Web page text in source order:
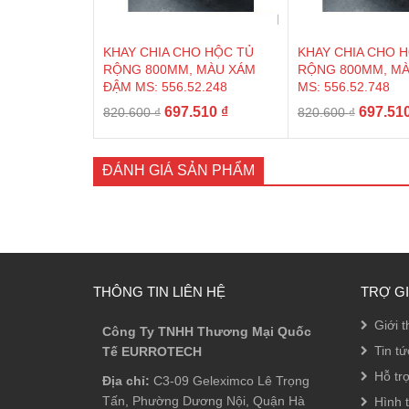
KHAY CHIA CHO HỘC TỦ
RỘNG 800MM, MÀU XÁM
ĐẬM MS: 556.52.248
820.600₫ Giá
820.600 ₫.
697.510 ₫Giá
là:
697.510 ₫.
KHAY CHIA CHO
RỘNG 800MM,
MS: 556.52.748
820.600₫ Giá
ĐÁNH GIÁ SẢN PHẨM
THÔNG TIN LIÊN HỆ
Công Ty TNHH Thương Mại Quốc
Tế EURROTECH
Địa chỉ: C3-09 Geleximco Lê Trọng
Tấn, Phường Dương Nội, Quận Hà
TRỢ
Giới
Tin
Hỗ
Hình